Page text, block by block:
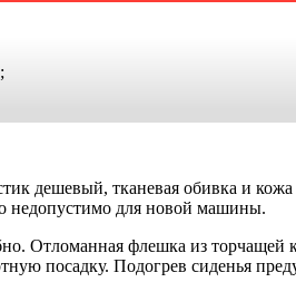
дешевый, тканевая обивка и
недопустимо для новой машины.
Отломанная флешка из торчащей
посадку. Подогрев сиденья